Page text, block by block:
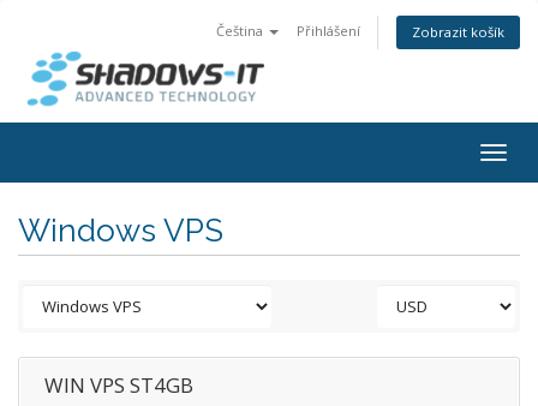
Čeština Přihlášení Zobrazit košík
Windows VPS
WIN VPS ST4GB